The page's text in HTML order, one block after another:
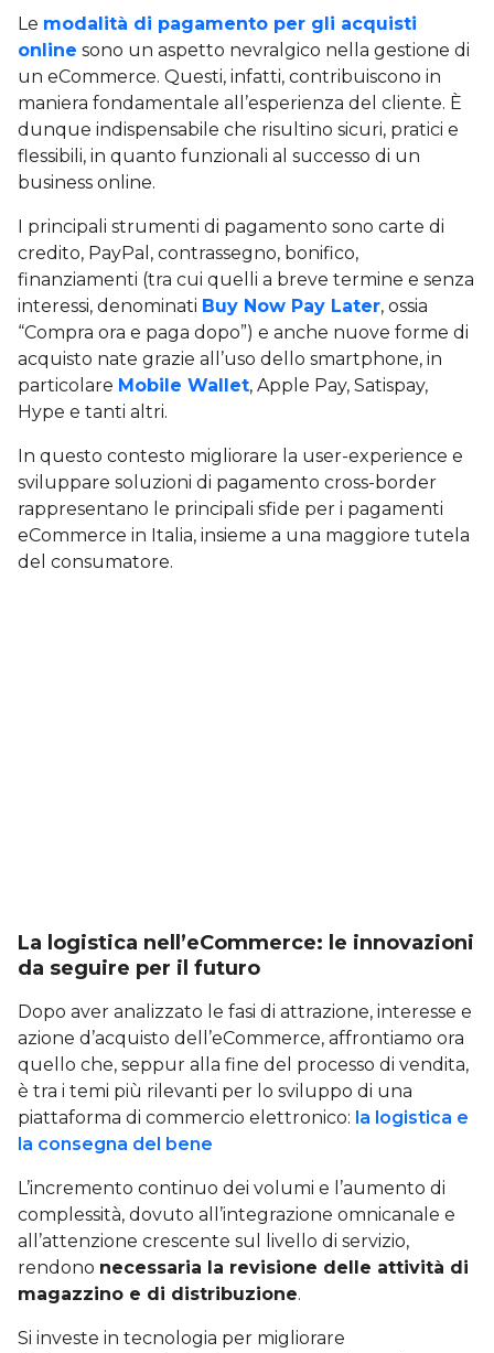
Le modalità di pagamento per gli acquisti
online sono un aspetto nevralgico nella gestione di
un eCommerce. Questi, infatti, contribuiscono in
maniera fondamentale all’esperienza del cliente. È
dunque indispensabile che risultino sicuri, pratici e
flessibili, in quanto funzionali al successo di un
business online.
I principali strumenti di pagamento sono carte di
credito, PayPal, contrassegno, bonifico,
finanziamenti (tra cui quelli a breve termine e senza
interessi, denominati Buy Now Pay Later, ossia
“Compra ora e paga dopo”) e anche nuove forme di
acquisto nate grazie all’uso dello smartphone, in
particolare Mobile Wallet, Apple Pay, Satispay,
Hype e tanti altri.
In questo contesto migliorare la user-experience e
sviluppare soluzioni di pagamento cross-border
rappresentano le principali sfide per i pagamenti
eCommerce in Italia, insieme a una maggiore tutela
del consumatore.
La logistica nell’eCommerce: le innovazioni
da seguire per il futuro
Dopo aver analizzato le fasi di attrazione, interesse e
azione d’acquisto dell’eCommerce, affrontiamo ora
quello che, seppur alla fine del processo di vendita,
è tra i temi più rilevanti per lo sviluppo di una
piattaforma di commercio elettronico: la logistica e
la consegna del bene
L’incremento continuo dei volumi e l’aumento di
complessità, dovuto all’integrazione omnicanale e
all’attenzione crescente sul livello di servizio,
rendono necessaria la revisione delle attività di
magazzino e di distribuzione.
Si investe in tecnologia per migliorare